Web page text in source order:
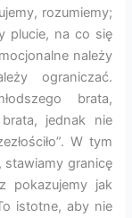
rozumiemy;
plucie, na co się
należy
ograniczać.
brata,
jednak nie
W tym
stawiamy granicę
pokazujemy jak
istotne, aby nie